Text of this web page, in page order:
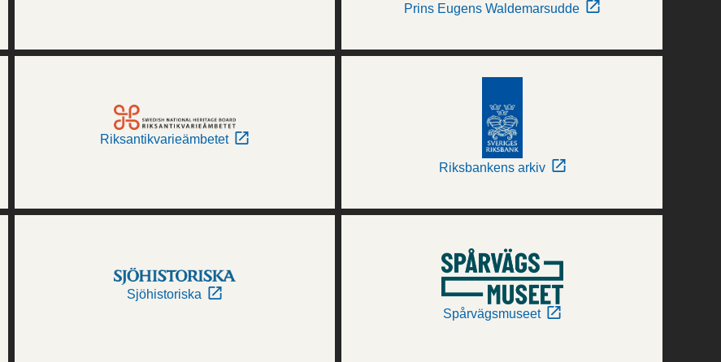
Prins Eugens Waldemarsudde
Riksantikvarieämbetet
Riksbankens arkiv
Sjöhistoriska
Spårvägsmuseet